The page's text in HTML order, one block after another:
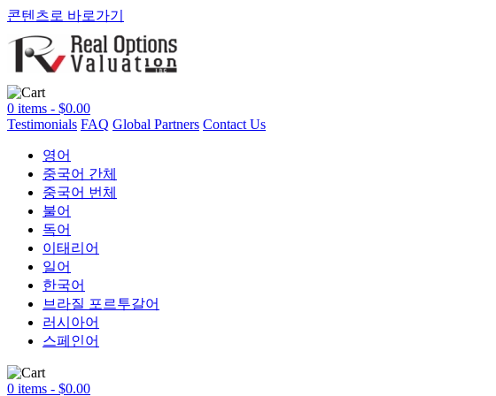
콘텐츠로 바로가기
0 items - $0.00
Testimonials FAQ Global Partners Contact Us
영어
중국어 간체
중국어 번체
불어
독어
이태리어
일어
한국어
브라질 포르투갈어
러시아어
스페인어
0 items - $0.00